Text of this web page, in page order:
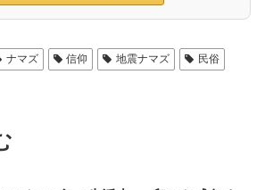
ナマズ 信仰 地震ナマズ
民俗